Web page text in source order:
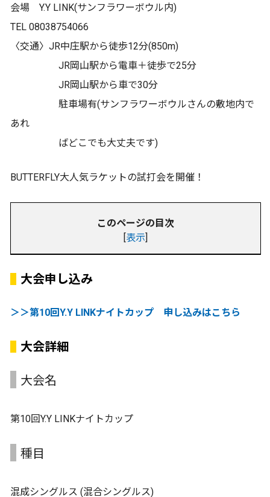
会場 Y.Y LINK(サンフラワーボウル内)
TEL 08038754066
〈交通〉JR中庄駅から徒歩12分(850m)
JR岡山駅から電車＋徒歩で25分
JR岡山駅から車で30分
駐車場有(サンフラワーボウルさんの敷地内で
あれ
ばどこでも大丈夫です)
BUTTERFLY大人気ラケットの試打会を開催！
このページの目次
[表示]
大会申し込み
＞＞第10回Y.Y LINKナイトカップ 申し込みはこちら
大会詳細
大会名
第10回Y.Y LINKナイトカップ
種目
混成シングルス (混合シングルス)